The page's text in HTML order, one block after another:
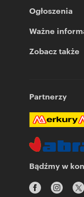
Ogłoszenia
Ważne
Zobacz także
Partnerzy
Bądźmy w